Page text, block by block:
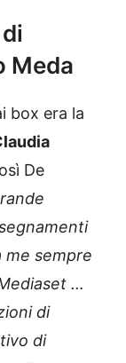
Meda
box era la
De
me sempre
…
di
di